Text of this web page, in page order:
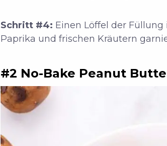
Schritt #4: Einen Löffel der
Paprika und frischen Kräutern
#2 No-Bake Peanut